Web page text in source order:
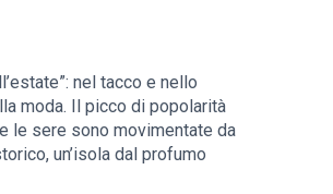
nel tacco e nello
moda. Il picco di popolarità
le sere sono movimentate da
un’isola dal profumo